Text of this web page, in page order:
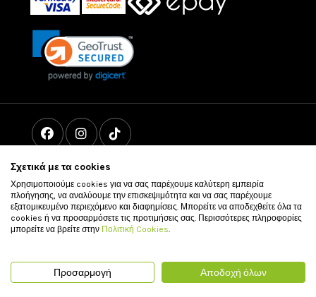
© 2011 - 2026 vour.gr All rights reserved
Σχετικά με τα cookies
Χρησιμοποιούμε cookies για να σας παρέχουμε καλύτερη εμπειρία
πλοήγησης, να αναλύουμε την επισκεψιμότητα και να σας παρέχουμε
εξατομικευμένο περιεχόμενο και διαφημίσεις. Μπορείτε να αποδεχθείτε όλα τα
cookies ή να προσαρμόσετε τις προτιμήσεις σας. Περισσότερες πληροφορίες
μπορείτε να βρείτε στην Πολιτική Cookies.
Προσαρμογή Αποδοχή όλων